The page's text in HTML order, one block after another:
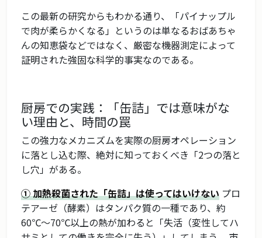
この最新の研究からもわかる通り、「パイナップル
で肉が柔らかくなる」というのは単なるおばあちゃ
んの知恵袋などではなく、厳密な機器測定によって
証明された強固な科学的事実なのである。
厨房での実践：「缶詰」では意味がな
い理由と、時間の罠
この強力なメカニズムを実際の厨房オペレーション
に落とし込む際、絶対に知っておくべき「2つの落と
し穴」がある。
① 加熱殺菌された「缶詰」は使ってはいけない プロ
テアーゼ（酵素）はタンパク質の一種であり、約
60℃〜70℃以上の熱が加わると「失活（変性してハ